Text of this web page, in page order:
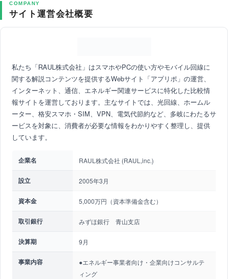
COMPANY
サイト運営会社概要
私たち「RAUL株式会社」はスマホやPCの使い方やモバイル回線に
関する解説コンテンツを提供するWebサイト「アプリポ」の運営、
インターネット、通信、エネルギー関連サービスに特化した比較情
報サイトを運営しております。主なサイトでは、光回線、ホームル
ーター、格安スマホ・SIM、VPN、電気代節約など、多岐にわたるサ
ービスを対象に、消費者が必要な情報をわかりやすく整理し、提供
しています。
企業名 RAUL株式会社 (RAUL,inc.)
設立 2005年3月
資本金 5,000万円（資本準備金含む）
取引銀行 みずほ銀行 青山支店
決算期 9月
事業内容
●エネルギー事業者向け・企業向けコンサルテ
ィング